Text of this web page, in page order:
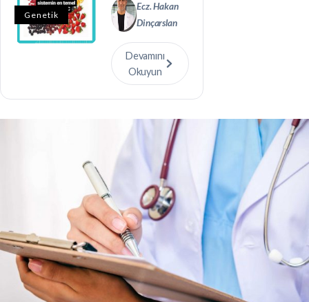
Genetik
Ecz. Hakan
Dinçarslan
Devamını
Okuyun